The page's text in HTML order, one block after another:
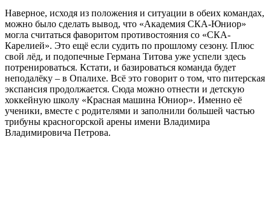
Наверное, исходя из положения и ситуации в обеих командах,
можно было сделать вывод, что «Академия СКА-Юниор»
могла считаться фаворитом противостояния со «СКА-
Карелией». Это ещё если судить по прошлому сезону. Плюс
свой лёд, и подопечные Германа Титова уже успели здесь
потренироваться. Кстати, и базироваться команда будет
неподалёку – в Опалихе. Всё это говорит о том, что питерская
экспансия продолжается. Сюда можно отнести и детскую
хоккейную школу «Красная машина Юниор». Именно её
ученики, вместе с родителями и заполнили большей частью
трибуны красногорской арены имени Владимира
Владимировича Петрова.